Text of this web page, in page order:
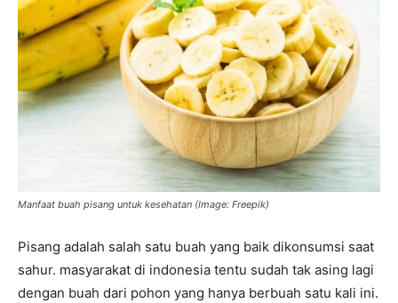
Manfaat buah pisang untuk kesehatan (Image: Freepik)
Pisang adalah salah satu buah yang baik dikonsumsi saat
sahur. masyarakat di indonesia tentu sudah tak asing lagi
dengan buah dari pohon yang hanya berbuah satu kali ini.